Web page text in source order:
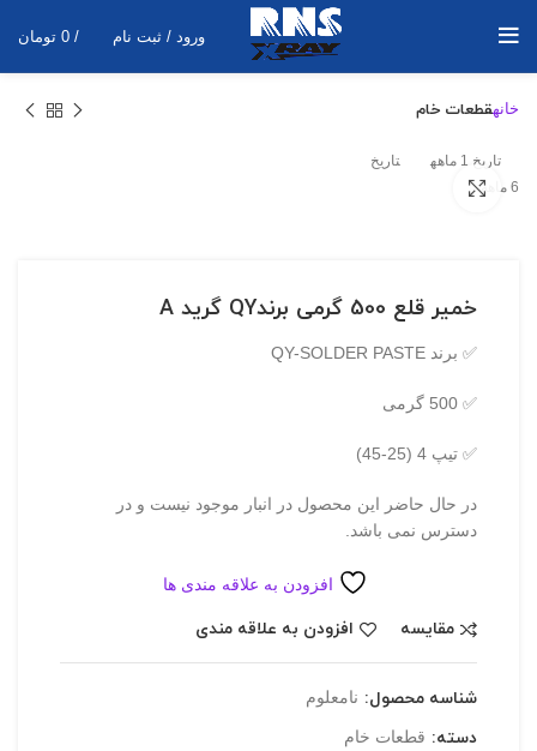
ورود / ثبت نام /
0 تومان
خانهقطعات خام
تاریخ 1 ماهه
تاریخ
6 ماهه
خمیر قلع 500 گرمی برندQY گرید A
✅ برند QY-SOLDER PASTE
✅ 500 گرمی
✅ تیپ 4 (25-45)
در حال حاضر این محصول در انبار موجود نیست و در
دسترس نمی باشد.
افزودن به علاقه مندی ها
مقایسه افزودن به علاقه مندی
شناسه محصول: نامعلوم
دسته: قطعات خام